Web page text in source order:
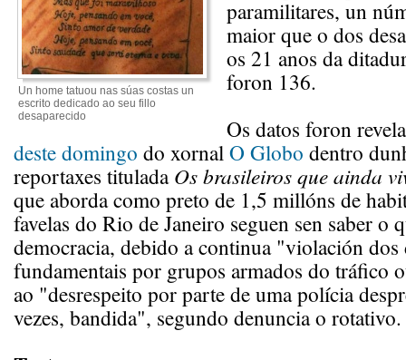
Un home tatuou nas súas costas un
escrito dedicado ao seu fillo
desaparecido
paramilitares, un
maior que o dos
os 21 anos da
foron 136.
Os datos foron
deste domingo do xornalO Globo dentro
reportaxes tituladaOs brasileiros que ainda
que aborda como preto de 1,5 millóns de
favelas do Rio de Janeiro seguen sen saber o
democracia, debido a continua "violación dos
fundamentais por grupos armados do tráfico
ao "desrespeito por parte de uma polícia
vezes, bandida", segundo denuncia o rotativo.